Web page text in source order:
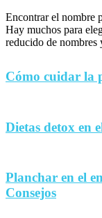
Encontrar el nombre
Hay muchos para
reducido de nombres
Cómo cuidar la
Dietas detox en
Planchar en el
Consejos